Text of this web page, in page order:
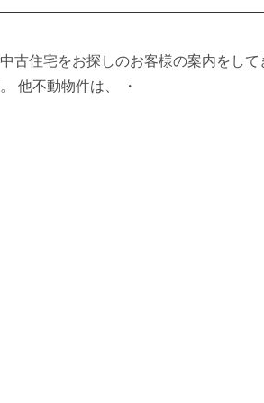
古住宅をお探しのお客様の案内をし
他不動物件は、 ・